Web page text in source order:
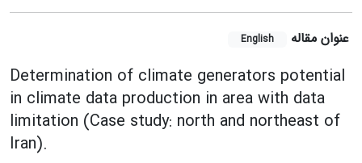
عنوان مقاله English
Determination of climate generators potential
in climate data production in area with data
limitation (Case study: north and northeast of
Iran).